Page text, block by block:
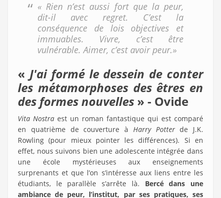
« Rien n’est aussi fort que la peur,
dit-il avec regret. C’est la
conséquence de lois objectives et
immuables. Vivre, c’est être
vulnérable. Aimer, c’est avoir peur.»
« J'ai formé le dessein de conter
les métamorphoses des êtres en
des formes nouvelles » - Ovide
Vita Nostra est un roman fantastique qui est comparé
en quatrième de couverture à Harry Potterde J.K.
Rowling (pour mieux pointer les différences). Si en
effet, nous suivons bien une adolescente intégrée dans
une école mystérieuses aux enseignements
surprenants et que l’on s’intéresse aux liens entre les
étudiants, le parallèle s’arrête là. Bercé dans une
ambiance de peur, l’institut, par ses pratiques, ses